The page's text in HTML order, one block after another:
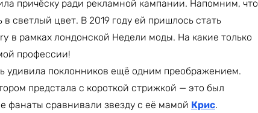
причёску ради рекламной кампании. Напомним, что
в светлый цвет. В 2019 году ей пришлось стать
в рамках лондонской Недели моды. На какие только
профессии!
удивила поклонников ещё одним преображением.
предстала с короткой стрижкой — это был
фанаты сравнивали звезду с её мамой Крис.